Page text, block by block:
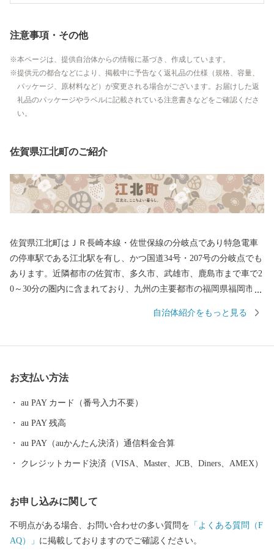
注意事項・その他
本ページは、提供自治体からの情報に基づき、作成しています。
提供元の都合などにより、掲載中に予告なく返礼品の仕様（規格、容量、
パッケージ、原材料など）が変更される場合がございます。お届けした返
礼品のパッケージやラベルに記載されている注意書きなどをご確認くださ
い。
佐賀県江北町のご紹介
佐賀県江北町はＪＲ長崎本線・佐世保線の分岐点であり特急電車
の停車駅である江北駅を有し、かつ国道34号・207号の分岐点でも
あります。近隣都市の佐賀市、多久市、武雄市、鹿島市まで車で2
0～30分の圏内に含まれており、九州の主要都市の福岡県福岡市・
の通勤・通学に大変利便性の高い町として知られています。 ま
る子どもたちに残すとともに生まれ育った故郷を誇れるまちとす
自治体紹介をもっと見る
お支払い方法
au PAY カード（番号入力不要）
au PAY 残高
au PAY（auかんたん決済）通信料金合算
クレジットカード決済（VISA、Master、JCB、Diners、AMEX）
お申し込みに関して
不明点がある場合、お問い合わせの多い質問を 「よくある質問（F
AQ）」 に掲載しておりますのでご確認ください。